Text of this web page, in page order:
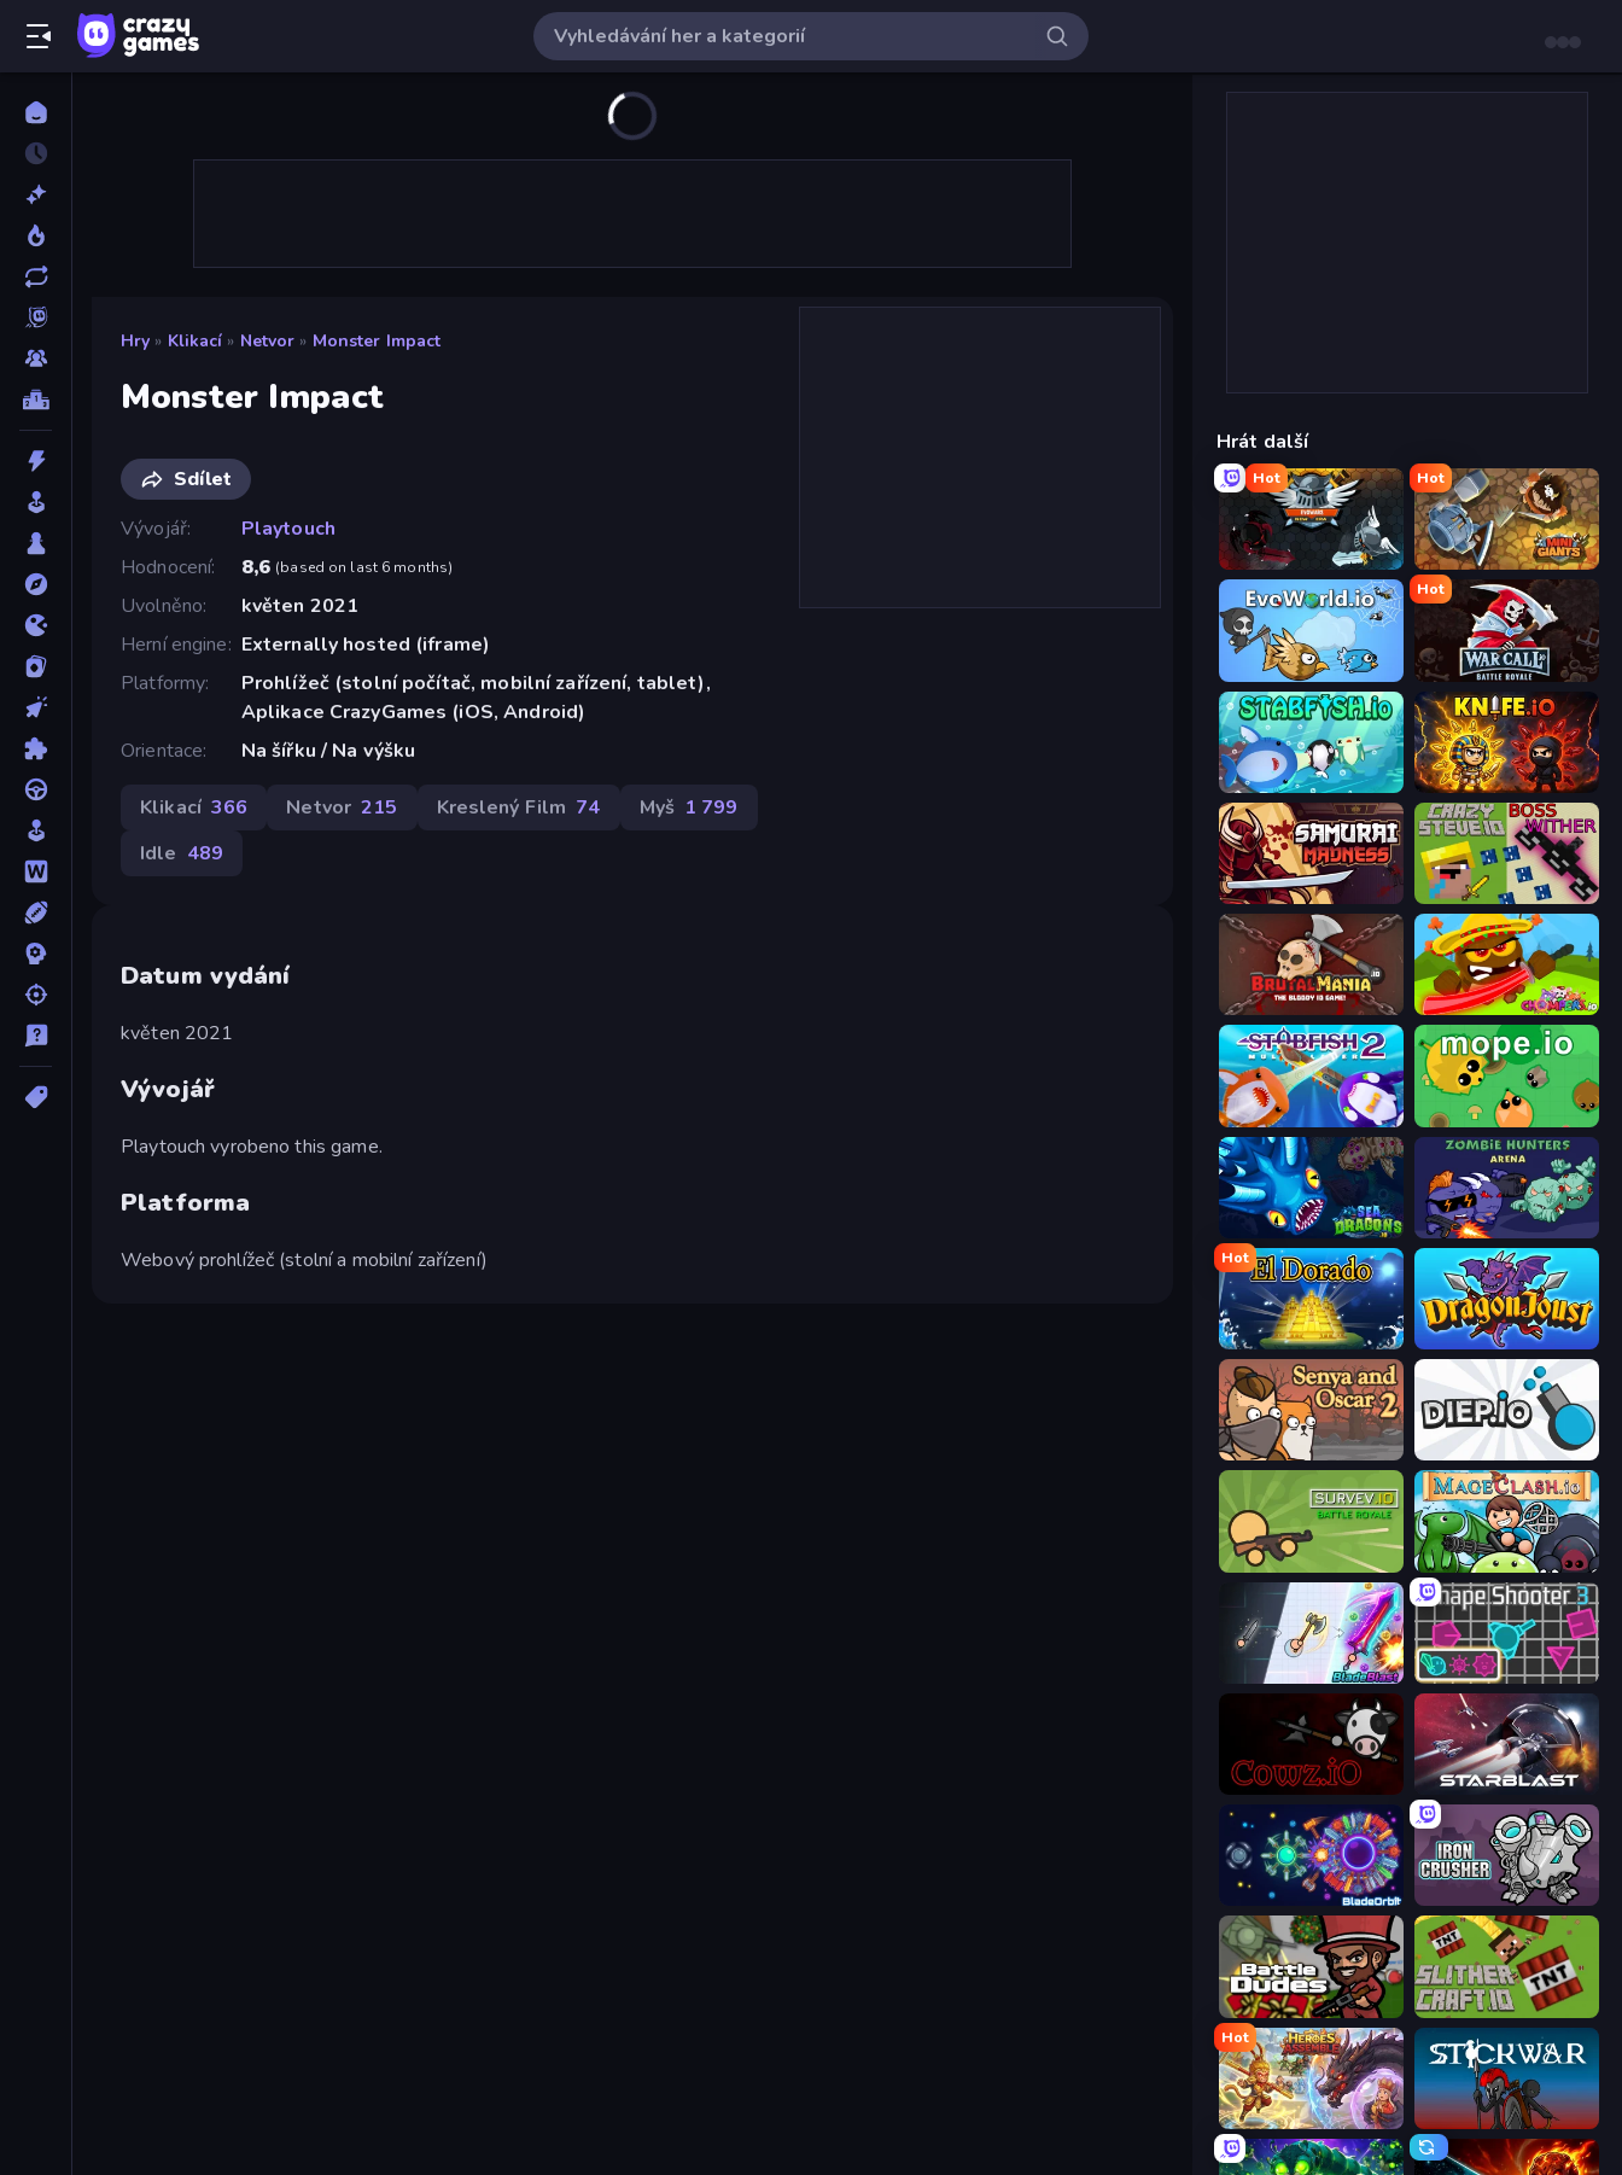
Hry » Klikací » Netvor » Monster Impact
Monster Impact
Sdílet
Vývojář
Playtouch
Hodnocení
8,6 (based on last 6 months)
Uvolněno
květen 2021
Herní engine
Externally hosted (iframe)
Platformy
Prohlížeč (stolní počítač, mobilní zařízení, tablet),
Aplikace CrazyGames (iOS, Android)
Orientace
Na šířku / Na výšku
Klikací 366 Netvor 215 Kreslený Film 74 Myš 1 799
Idle 489
Datum vydání
květen 2021
Vývojář
Playtouch vyrobeno this game.
Platforma
Webový prohlížeč (stolní a mobilní zařízení)
Hrát další
Hot
EvoWars.io
Hot
MiniGiants.io
Hot
WarCall.io
Stabfish.io Knife.io
Samurai Madness CrazySteve.io
BrutalMania.io (Brutal Mania) Chompers.io
Stabfish 2 Mope.io
SeaDragons.io Zombie Hunters Online
Hot
El Dorado Lite Dragon Joust (.io)
Senya and Oscar 2 Diep.io
Survev.io Mageclash.io
BladeBlast.io Shape Shooter 3
cowz.io StarBlast
BladeOrbit.io Iron Crusher
BattleDudes.io SlitherCraft.io
Hot
Heroes Assemble Stick War